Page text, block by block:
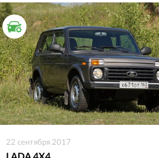
ТЕСТ ДРАЙВ
22 сентября 2017